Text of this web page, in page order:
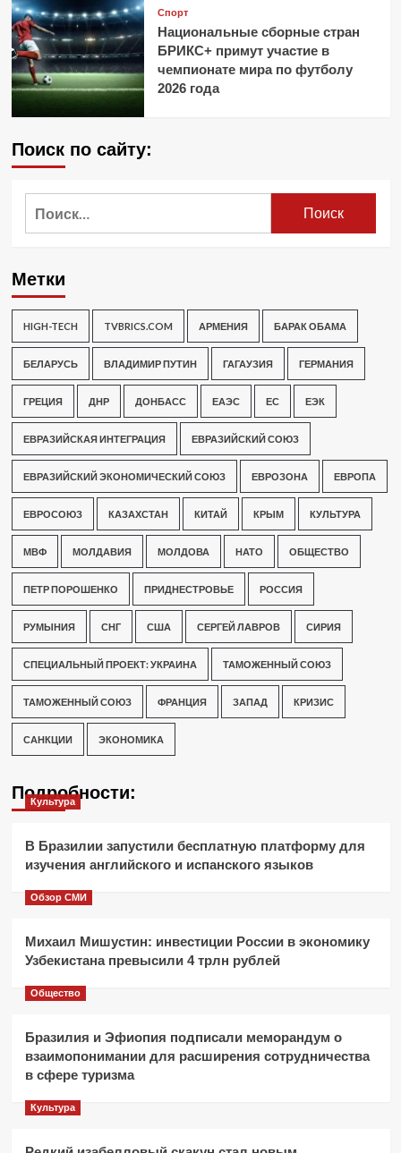
Спорт
Национальные сборные стран
БРИКС+ примут участие в
чемпионате мира по футболу
2026 года
Поиск по сайту:
Метки
HIGH-TECH TVBRICS.COM АРМЕНИЯ БАРАК ОБАМА
БЕЛАРУСЬ ВЛАДИМИР ПУТИН ГАГАУЗИЯ ГЕРМАНИЯ
ГРЕЦИЯ ДНР ДОНБАСС ЕАЭС ЕС ЕЭК
ЕВРАЗИЙСКАЯ ИНТЕГРАЦИЯ ЕВРАЗИЙСКИЙ СОЮЗ
ЕВРАЗИЙСКИЙ ЭКОНОМИЧЕСКИЙ СОЮЗ ЕВРОЗОНА ЕВРОПА
ЕВРОСОЮЗ КАЗАХСТАН КИТАЙ КРЫМ КУЛЬТУРА
МВФ МОЛДАВИЯ МОЛДОВА НАТО ОБЩЕСТВО
ПЕТР ПОРОШЕНКО ПРИДНЕСТРОВЬЕ РОССИЯ
РУМЫНИЯ СНГ США СЕРГЕЙ ЛАВРОВ СИРИЯ
СПЕЦИАЛЬНЫЙ ПРОЕКТ: УКРАИНА ТАМОЖЕННЫЙ СОЮЗ
ТАМОЖЕННЫЙ СОЮЗ ФРАНЦИЯ ЗАПАД КРИЗИС
САНКЦИИ ЭКОНОМИКА
Подробности:
Культура
В Бразилии запустили бесплатную платформу для
изучения английского и испанского языков
Обзор СМИ
Михаил Мишустин: инвестиции России в экономику
Узбекистана превысили 4 трлн рублей
Общество
Бразилия и Эфиопия подписали меморандум о
взаимопонимании для расширения сотрудничества
в сфере туризма
Культура